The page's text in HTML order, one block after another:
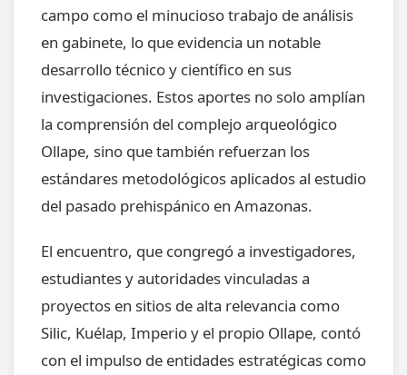
campo como el minucioso trabajo de análisis
en gabinete, lo que evidencia un notable
desarrollo técnico y científico en sus
investigaciones. Estos aportes no solo amplían
la comprensión del complejo arqueológico
Ollape, sino que también refuerzan los
estándares metodológicos aplicados al estudio
del pasado prehispánico en Amazonas.
El encuentro, que congregó a investigadores,
estudiantes y autoridades vinculadas a
proyectos en sitios de alta relevancia como
Silic, Kuélap, Imperio y el propio Ollape, contó
con el impulso de entidades estratégicas como